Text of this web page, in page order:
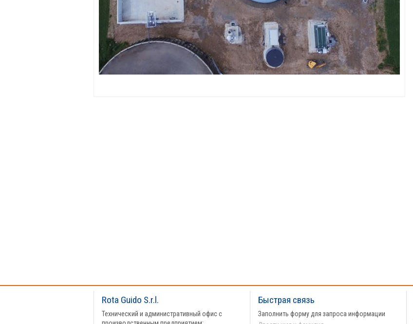
Rota Guido S.r.l.
Технический и административный офис с
Быстрая связь
Заполнить форму для запроса информации